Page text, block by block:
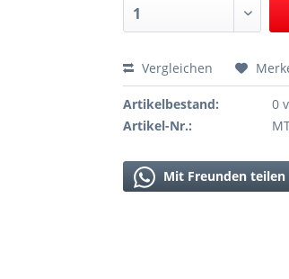
Vergleichen
Artikelbestand:
0
Artikel-Nr.:
Mit Freunden teilen